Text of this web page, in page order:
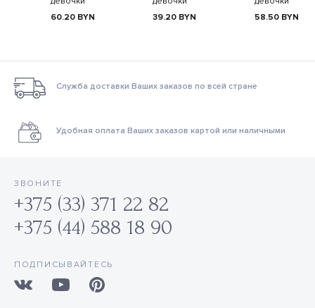
60.20 BYN
39.20 BYN
58.50 BYN
Служба доставки Ваших заказов по всей стране
Удобная оплата Ваших заказов картой или наличными
ЗВОНИТЕ
+375 (33) 371 22 82
+375 (44) 588 18 90
ПОДПИСЫВАЙТЕСЬ